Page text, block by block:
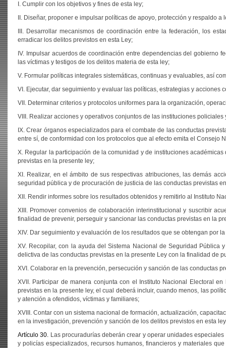
I. Cumplir con los objetivos y fines de esta ley;
II. Diseñar, proponer e impulsar políticas de apoyo, protección y respaldo
III. Desarrollar mecanismos de coordinación entre la federación, los
erradicar los delitos previstos en esta Ley;
IV. Impulsar acuerdos de coordinación entre dependencias del gobierno
las víctimas y testigos de los delitos materia de esta ley;
V. Formular políticas integrales sistemáticas, continuas y evaluables, así
VI. Ejecutar, dar seguimiento y evaluar las políticas, estrategias y acciones
VII. Determinar criterios y protocolos uniformes para la organización,
VIII. Realizar acciones y operativos conjuntos de las instituciones
IX. Crear órganos especializados para el combate de las conductas
entre sí, de conformidad con los protocolos que al efecto emita el Consejo
X. Regular la participación de la comunidad y de instituciones
previstas en la presente ley;
XI. Realizar, en el ámbito de sus respectivas atribuciones, las demás
seguridad pública y de procuración de justicia de las conductas previstas
XII. Rendir informes sobre los resultados obtenidos y remitirlo al Instituto
XIII. Promover convenios de colaboración interinstitucional y suscribir
finalidad de prevenir, perseguir y sancionar las conductas previstas en la
XIV. Dar seguimiento y evaluación de los resultados que se obtengan por
XV. Recopilar, con la ayuda del Sistema Nacional de Seguridad Pública
delictiva de las conductas previstas en la presente Ley con la finalidad de
XVI. Colaborar en la prevención, persecución y sanción de las conductas
XVII. Participar de manera conjunta con el Instituto Nacional Electoral
previstas en la presente ley, el cual deberá incluir, cuando menos, las
y atención a ofendidos, víctimas y familiares;
XVIII. Contar con un sistema nacional de formación, actualización,
en la investigación, prevención y sanción de los delitos previstos en esta
Artículo 30. Las procuradurías deberán crear y operar unidades
y policías especializados, recursos humanos, financieros y materiales